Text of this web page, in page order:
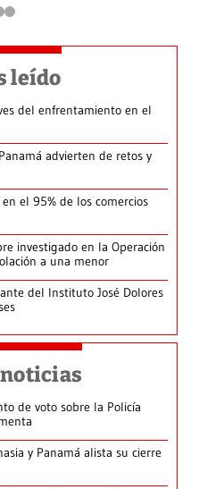
leído
del enfrentamiento en el
advierten de retos y
el 95% de los comercios
investigado en la Operación
a una menor
del Instituto José Dolores
de voto sobre la Policía
y Panamá alista su cierre